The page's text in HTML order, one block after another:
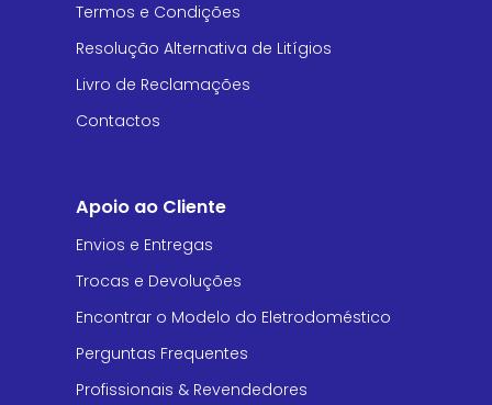
Termos e Condições
Resolução Alternativa de Litígios
Livro de Reclamações
Contactos
Apoio ao Cliente
Envios e Entregas
Trocas e Devoluções
Encontrar o Modelo do Eletrodoméstico
Perguntas Frequentes
Profissionais & Revendedores